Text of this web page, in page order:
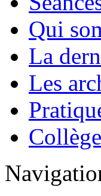
Qui
La
Les